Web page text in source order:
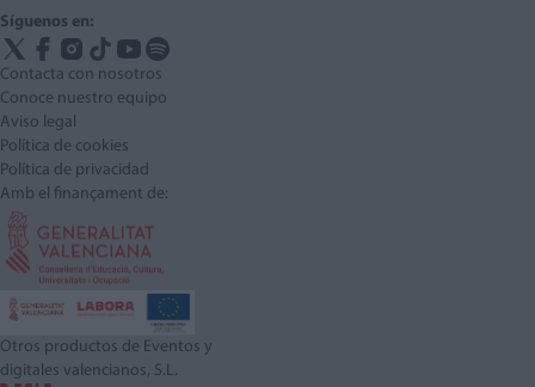
Síguenos en:
Contacta con nosotros
Conoce nuestro equipo
Aviso legal
Política de cookies
Política de privacidad
Amb el finançament de:
Otros productos de Eventos y
digitales valencianos, S.L.